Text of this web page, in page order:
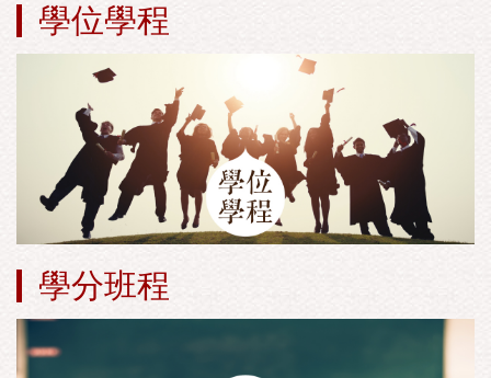
學位學程
學分班程